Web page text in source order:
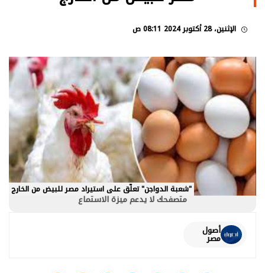
الإثنين، 28 أكتوبر 2024 08:11 ص
"شعبة الدواجن" تعلّق على استيراد مصر للبيض من الخارج
متصفحك لا يدعم ميزة الاستماع
أصول
مصر